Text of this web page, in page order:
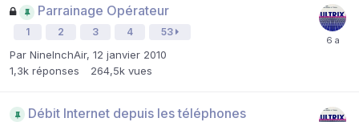
Parrainage Opérateur
1 2 3 4 53
Par NineInchAir, 12 janvier 2010
1,3k réponses 264,5k vues
Débit Internet depuis les téléphones